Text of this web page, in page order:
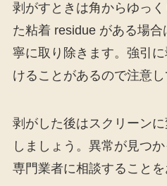
剥がすときは角からゆっ
た粘着 residue がある場
寧に取り除きます。強引
けることがあるので注意し
剥がした後はスクリーン
しましょう。異常が見つ
専門業者に相談することを